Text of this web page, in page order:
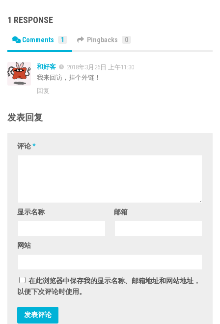
1 RESPONSE
Comments 1 Pingbacks 0
和好客
2018年3月26日 上午11:30
我来回访，挂个外链！
回复
发表回复
评论*
显示名称 邮箱
网站
在此浏览器中保存我的显示名称、邮箱地址和网站地址，
以便下次评论时使用。